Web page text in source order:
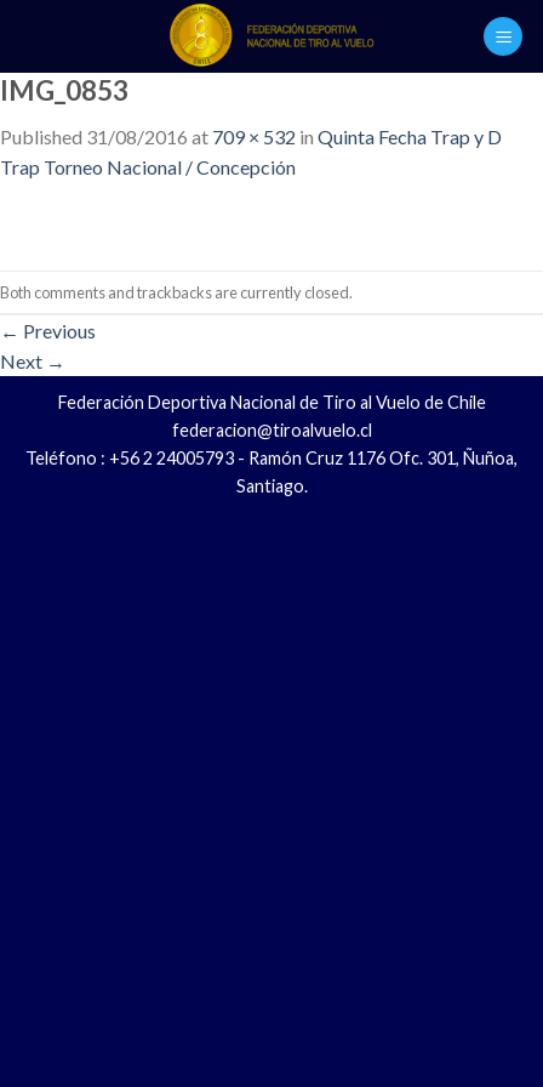
content
IMG_0853
Published 31/08/2016 at 709 × 532 in Quinta Fecha Trap y D
Trap Torneo Nacional / Concepción
Both comments and trackbacks are currently closed.
← Previous
Next →
Federación Deportiva Nacional de Tiro al Vuelo de Chile
federacion@tiroalvuelo.cl
Teléfono : +56 2 24005793 - Ramón Cruz 1176 Ofc. 301, Ñuñoa,
Santiago.